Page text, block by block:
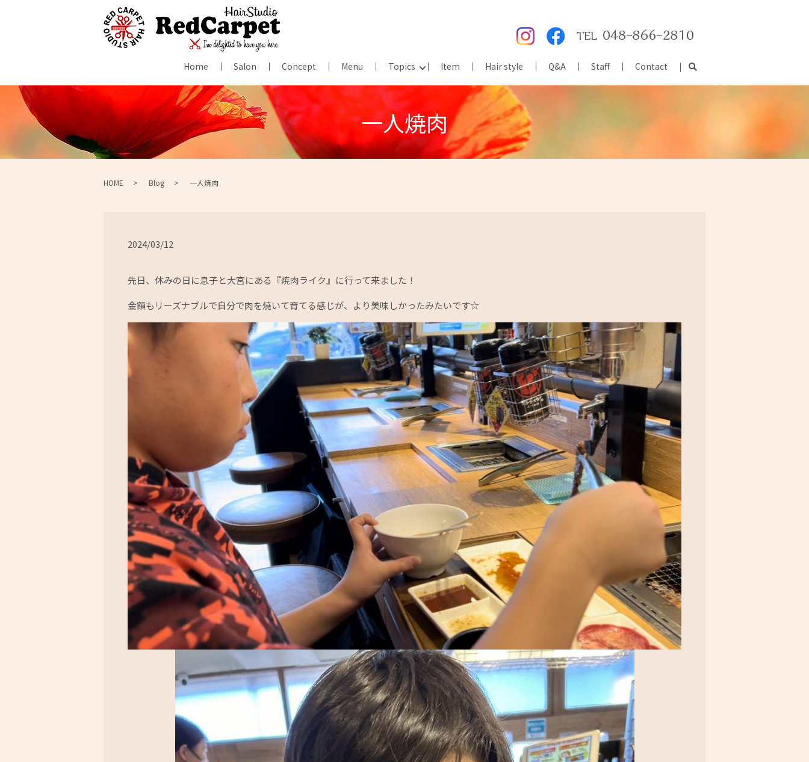
Home Salon Concept Menu Topics Item Hair style Q&A Staff Contact
一人焼肉
HOME Blog 一人焼肉
2024/03/12
先日、休みの日に息子と大宮にある『焼肉ライク』に行って来ました！
金額もリーズナブルで自分で肉を焼いて育てる感じが、より美味しかったみたいです☆